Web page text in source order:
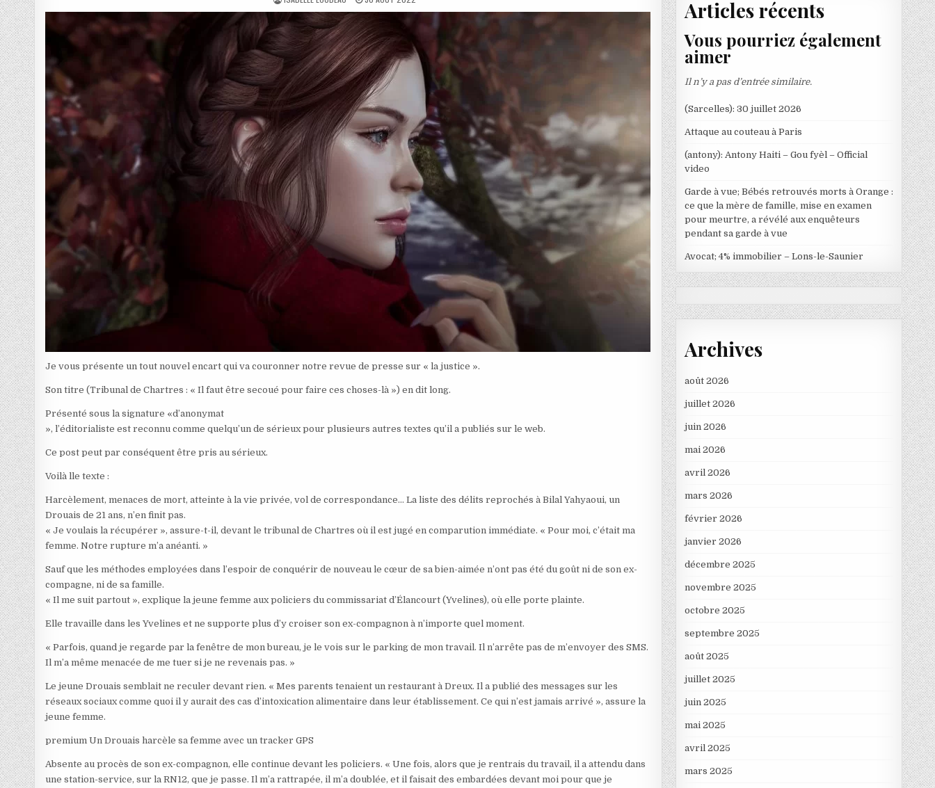
DATE:
Je vous présente un tout nouvel encart qui va couronner notre revue de presse sur « la justice ».
Son titre (Tribunal de Chartres : « Il faut être secoué pour faire ces choses-là ») en dit long.
Présenté sous la signature «d’anonymat
», l’éditorialiste est reconnu comme quelqu’un de sérieux pour plusieurs autres textes qu’il a publiés sur le web.
Ce post peut par conséquent être pris au sérieux.
Voilà lle texte :
Harcèlement, menaces de mort, atteinte à la vie privée, vol de correspondance… La liste des délits reprochés à Bilal Yahyaoui, un
Drouais de 21 ans, n’en finit pas.
« Je voulais la récupérer », assure-t-il, devant le tribunal de Chartres où il est jugé en comparution immédiate. « Pour moi, c’était ma
femme. Notre rupture m’a anéanti. »
Sauf que les méthodes employées dans l’espoir de conquérir de nouveau le cœur de sa bien-aimée n’ont pas été du goût ni de son ex-
compagne, ni de sa famille.
« Il me suit partout », explique la jeune femme aux policiers du commissariat d’Élancourt (Yvelines), où elle porte plainte.
Elle travaille dans les Yvelines et ne supporte plus d’y croiser son ex-compagnon à n’importe quel moment.
« Parfois, quand je regarde par la fenêtre de mon bureau, je le vois sur le parking de mon travail. Il n’arrête pas de m’envoyer des SMS.
Il m’a même menacée de me tuer si je ne revenais pas. »
Le jeune Drouais semblait ne reculer devant rien. « Mes parents tenaient un restaurant à Dreux. Il a publié des messages sur les
réseaux sociaux comme quoi il y aurait des cas d’intoxication alimentaire dans leur établissement. Ce qui n’est jamais arrivé », assure la
jeune femme.
premium Un Drouais harcèle sa femme avec un tracker GPS
Absente au procès de son ex-compagnon, elle continue devant les policiers. « Une fois, alors que je rentrais du travail, il a attendu dans
une station-service, sur la RN12, que je passe. Il m’a rattrapée, il m’a doublée, et il faisait des embardées devant moi pour que je
Articles récents
Vous pourriez également
aimer
Il n’y a pas d’entrée similaire.
(Sarcelles): 30 juillet 2026
Attaque au couteau à Paris
(antony): Antony Haiti – Gou fyèl – Official
video
Garde à vue; Bébés retrouvés morts à Orange :
ce que la mère de famille, mise en examen
pour meurtre, a révélé aux enquêteurs
pendant sa garde à vue
Avocat; 4% immobilier – Lons-le-Saunier
Archives
août 2026
juillet 2026
juin 2026
mai 2026
avril 2026
mars 2026
février 2026
janvier 2026
décembre 2025
novembre 2025
octobre 2025
septembre 2025
août 2025
juillet 2025
juin 2025
mai 2025
avril 2025
mars 2025